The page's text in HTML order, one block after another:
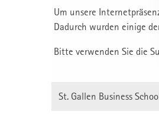
Um unsere
Dadurch wurden einige
Bitte verwenden Sie die
St. Gallen Business